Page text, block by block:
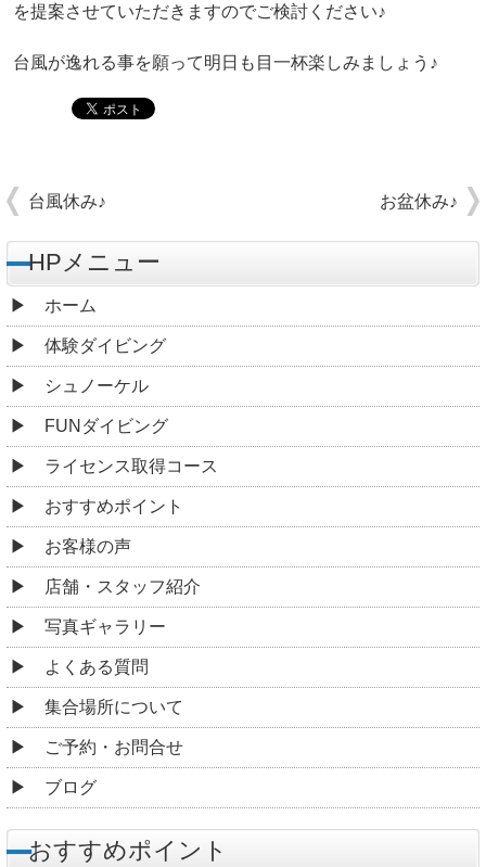
を提案させていただきますのでご検討ください♪
台風が逸れる事を願って明日も目一杯楽しみましょう♪
台風休み♪ お盆休み♪
HPメニュー
ホーム
体験ダイビング
シュノーケル
FUNダイビング
ライセンス取得コース
おすすめポイント
お客様の声
店舗・スタッフ紹介
写真ギャラリー
よくある質問
集合場所について
ご予約・お問合せ
ブログ
おすすめポイント